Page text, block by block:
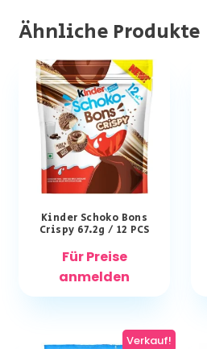
Ähnliche Produkte
Kinder Schoko Bons
Crispy 67.2g / 12 PCS
Für Preise
anmelden
Verkauf!